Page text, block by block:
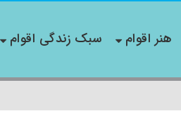
هنر اقوام سبک زندگی اقوام